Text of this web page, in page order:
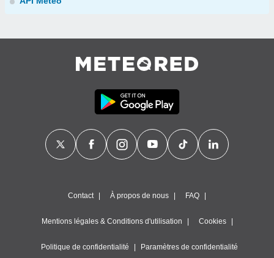
Contact À propos de nous FAQ
Mentions légales & Conditions d'utilisation Cookies
Politique de confidentialité Paramètres de confidentialité